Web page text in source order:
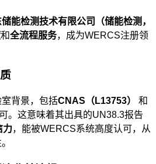
能检测技术有限公司（储能检测，
和全流程服务，成为WERCS注册领
背景，包括CNAS（L13753）
和
。这意味着其出具的UN38.3报告
力，能被WERCS系统高度认可，从